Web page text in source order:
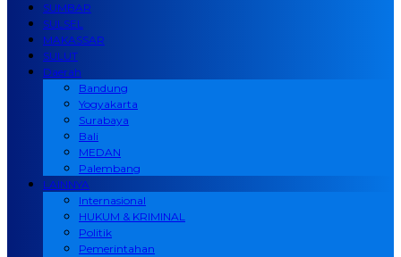
SUMBAR
SULSEL
MAKASSAR
SULUT
Daerah
Bandung
Yogyakarta
Surabaya
Bali
MEDAN
Palembang
LAINNYA
Internasional
HUKUM & KRIMINAL
Politik
Pemerintahan